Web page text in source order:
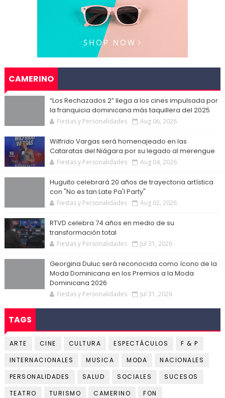
CAMERINO
“Los Rechazados 2” llega a los cines impulsada por
la franquicia dominicana más taquillera del 2025
Fiestas y Personalidades Aug 06, 2026
Wilfrido Vargas será homenajeado en las
Cataratas del Niágara por su legado al merengue
Fiestas y Personalidades Aug 04, 2026
Huguito celebrará 20 años de trayectoria artística
con "No es tan Late Pa'l Party"
Fiestas y Personalidades Aug 02, 2026
RTVD celebra 74 años en medio de su
transformación total
Fiestas y Personalidades Jul 31, 2026
Georgina Duluc será reconocida como ícono de la
Moda Dominicana en los Premios a la Moda
Dominicana 2026
Fiestas y Personalidades Jul 31, 2026
TAGS
ARTE CINE CULTURA ESPECTÁCULOS
F & P
INTERNACIONALES
MUSICA MODA
NACIONALES
PERSONALIDADES
SALUD SOCIALES
SUCESOS
TEATRO
TURISMO CAMERINO FON